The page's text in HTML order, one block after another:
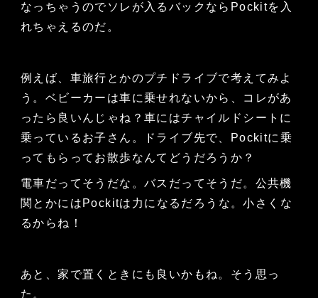
なっちゃうのでソレが入るバックならPockitを入
れちゃえるのだ。
例えば、車旅行とかのプチドライブで考えてみよ
う。ベビーカーは車に乗せれないから、コレがあ
ったら良いんじゃね？車にはチャイルドシートに
乗っているお子さん。ドライブ先で、Pockitに乗
ってもらってお散歩なんてどうだろうか？
電車だってそうだな。バスだってそうだ。公共機
関とかにはPockitは力になるだろうな。小さくな
るからね！
あと、家で置くときにも良いかもね。そう思っ
た。